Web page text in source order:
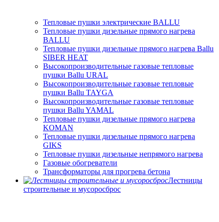
Тепловые пушки электрические BALLU
Тепловые пушки дизельные прямого нагрева
BALLU
Тепловые пушки дизельные прямого нагрева Ballu
SIBER HEAT
Высокопроизводительные газовые тепловые
пушки Ballu URAL
Высокопроизводительные газовые тепловые
пушки Ballu TAYGA
Высокопроизводительные газовые тепловые
пушки Ballu YAMAL
Тепловые пушки дизельные прямого нагрева
KOMAN
Тепловые пушки дизельные прямого нагрева
GIKS
Тепловые пушки дизельные непрямого нагрева
Газовые обогреватели
Трансформаторы для прогрева бетона
Лестницы
строительные и мусоросброс